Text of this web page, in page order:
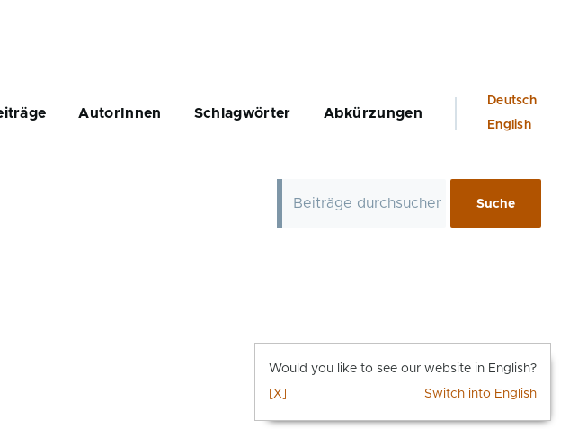
AutorInnen Schlagwörter Abkürzungen
Language
switcher
Deutsch
English
Would you like to see our website in English?
Switch into English
[X]